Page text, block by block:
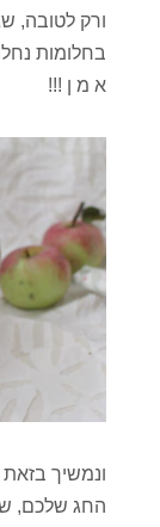
ורק לטובה,
בחלומות
א מ ן !!!
ונמשיך
החג שלכם,